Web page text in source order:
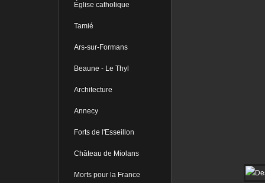
Église catholique
Tamié
Ars-sur-Formans
Beaune - Le Thyl
Architecture
Annecy
Forts de l'Esseillon
Château de Miolans
Morts pour la France